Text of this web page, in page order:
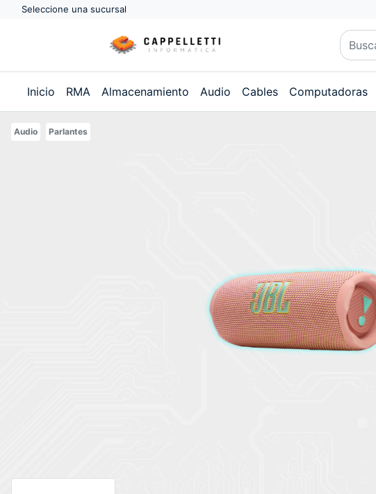
Seleccione una sucursal
Inicio RMA Almacenamiento Audio Cables Computadoras
Audio Parlantes